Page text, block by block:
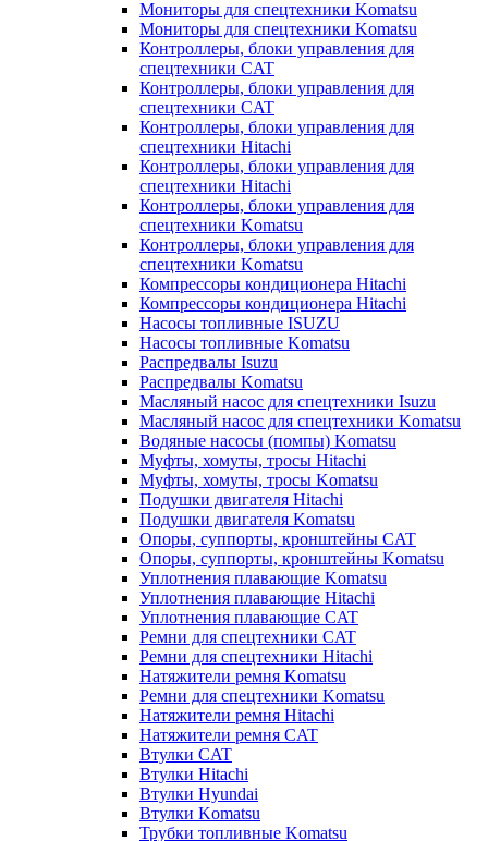
Мониторы для спецтехники Komatsu
Мониторы для спецтехники Komatsu
Контроллеры, блоки управления для
спецтехники CAT
Контроллеры, блоки управления для
спецтехники CAT
Контроллеры, блоки управления для
спецтехники Hitachi
Контроллеры, блоки управления для
спецтехники Hitachi
Контроллеры, блоки управления для
спецтехники Komatsu
Контроллеры, блоки управления для
спецтехники Komatsu
Компрессоры кондиционера Hitachi
Компрессоры кондиционера Hitachi
Насосы топливные ISUZU
Насосы топливные Komatsu
Распредвалы Isuzu
Распредвалы Komatsu
Масляный насос для спецтехники Isuzu
Масляный насос для спецтехники Komatsu
Водяные насосы (помпы) Komatsu
Муфты, хомуты, тросы Hitachi
Муфты, хомуты, тросы Komatsu
Подушки двигателя Hitachi
Подушки двигателя Komatsu
Опоры, суппорты, кронштейны CAT
Опоры, суппорты, кронштейны Komatsu
Уплотнения плавающие Komatsu
Уплотнения плавающие Hitachi
Уплотнения плавающие CAT
Ремни для спецтехники CAT
Ремни для спецтехники Hitachi
Натяжители ремня Komatsu
Ремни для спецтехники Komatsu
Натяжители ремня Hitachi
Натяжители ремня CAT
Втулки CAT
Втулки Hitachi
Втулки Hyundai
Втулки Komatsu
Трубки топливные Komatsu